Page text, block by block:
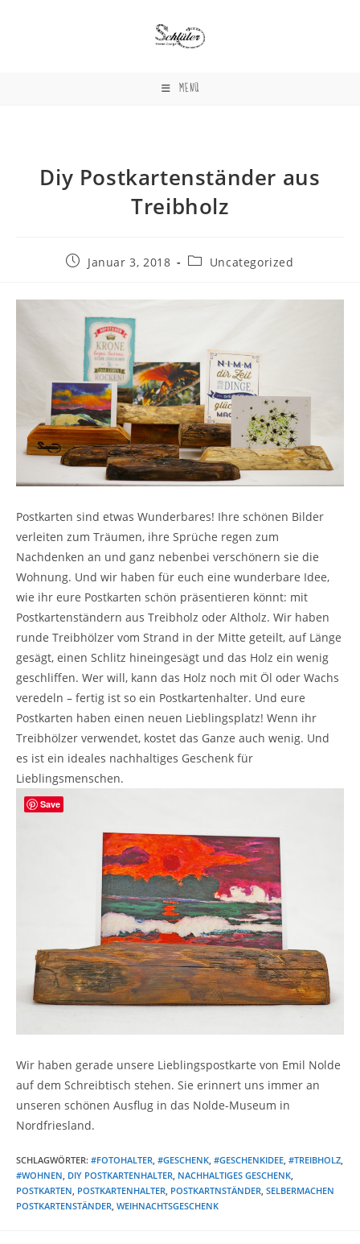
MENÜ
Diy Postkartenständer aus
Treibholz
BeitragJanuar 3, 2018
Beitrags-
Uncategorized
Postkarten sind etwas Wunderbares! Ihre schönen Bilder
verleiten zum Träumen, ihre Sprüche regen zum
Nachdenken an und ganz nebenbei verschönern sie die
Wohnung. Und wir haben für euch eine wunderbare Idee,
wie ihr eure Postkarten schön präsentieren könnt: mit
Postkartenständern aus Treibholz oder Altholz. Wir haben
runde Treibhölzer vom Strand in der Mitte geteilt, auf Länge
gesägt, einen Schlitz hineingesägt und das Holz ein wenig
geschliffen. Wer will, kann das Holz noch mit Öl oder Wachs
veredeln – fertig ist so ein Postkartenhalter. Und eure
Postkarten haben einen neuen Lieblingsplatz! Wenn ihr
Treibhölzer verwendet, kostet das Ganze auch wenig. Und
es ist ein ideales nachhaltiges Geschenk für
Lieblingsmenschen.
Wir haben gerade unsere Lieblingspostkarte von Emil Nolde
auf dem Schreibtisch stehen. Sie erinnert uns immer an
unseren schönen Ausflug in das Nolde-Museum in
Nordfriesland.
SCHLAGWÖRTER: #FOTOHALTER, #GESCHENK, #GESCHENKIDEE, #TREIBHOLZ,
#WOHNEN, DIY POSTKARTENHALTER, NACHHALTIGES GESCHENK,
POSTKARTEN, POSTKARTENHALTER, POSTKARTNSTÄNDER, SELBERMACHEN
POSTKARTENSTÄNDER, WEIHNACHTSGESCHENK
Save